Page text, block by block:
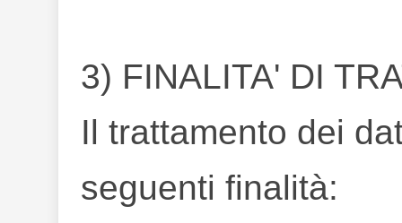
3) FINALITA' DI
Il trattamento dei
seguenti finalità: